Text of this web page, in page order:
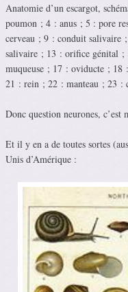
Anatomie d’un escargot,
poumon ; 4 : anus ; 5 : pore
cerveau ; 9 : conduit salivaire
salivaire ; 13 : orifice génital
muqueuse ; 17 : oviducte ; 18
21 : rein ; 22 : manteau ; 23 :
Donc question neurones,
Et il y en a de toutes sortes
Unis d’Amérique :